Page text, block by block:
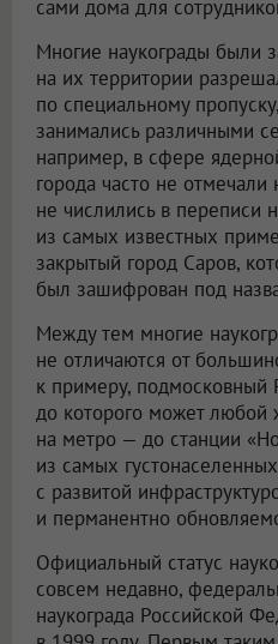
сами дома для
Многие наукограды были
на их территории
по специальному
занимались различными
например, в сфере
города часто не отмечали
не числились в переписи
из самых известных
закрытый город Саров,
был зашифрован под
Между тем многие
не отличаются от
к примеру, подмосковный
до которого может
на метро — до станции
из самых
с развитой
и перманентно
Официальный статус
совсем недавно,
наукограда Российской